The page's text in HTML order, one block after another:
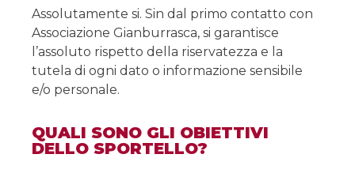
Assolutamente si. Sin dal primo contatto con
Associazione Gianburrasca, si garantisce
l’assoluto rispetto della riservatezza e la
tutela di ogni dato o informazione sensibile
e/o personale.
QUALI SONO GLI OBIETTIVI
DELLO SPORTELLO?